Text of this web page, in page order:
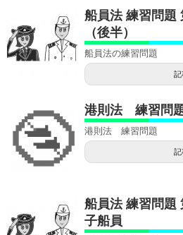
船員法 練習問題
（後半）
船員法の練習問題
記
港則法 練習問
港則法 練習問題
記
船員法 練習問題
子船員